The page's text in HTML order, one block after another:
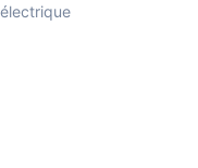
électrique